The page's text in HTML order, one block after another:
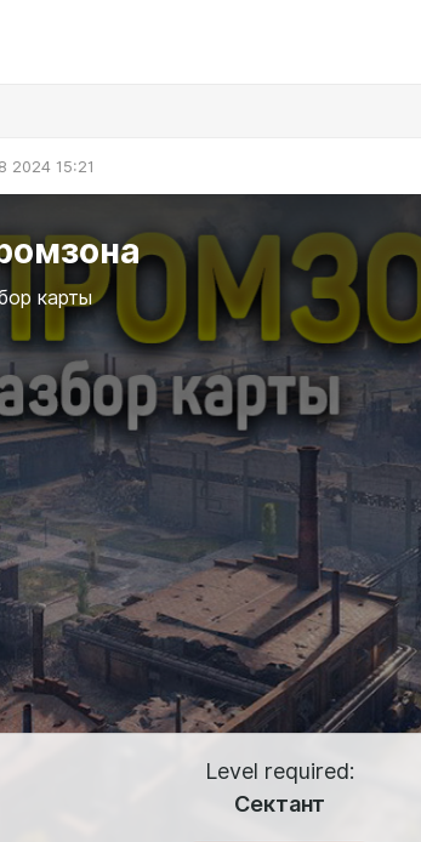
2024 15:21
карты
Level required:
Сектант